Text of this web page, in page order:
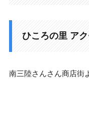
ひころの里 ア
南三陸さんさん商店街